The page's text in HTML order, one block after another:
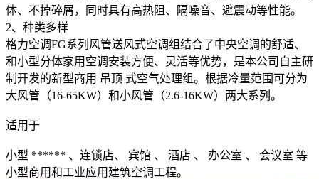
体、不掉碎屑，同时具有高热阻、隔噪音、避震动等性能。
2、种类多样
格力空调FG系列风管送风式空调组结合了中央空调的舒适、
和小型分体家用空调安装方便、灵活等优势，是本公司自主研
制开发的新型商用 吊顶 式空气处理组。根据冷量范围可分为
大风管（16-65KW）和小风管（2.6-16KW）两大系列。
适用于
小型 ****** 、连锁店、 宾馆 、 酒店 、 办公室 、 会议室 等
小型商用和工业应用建筑空调工程。